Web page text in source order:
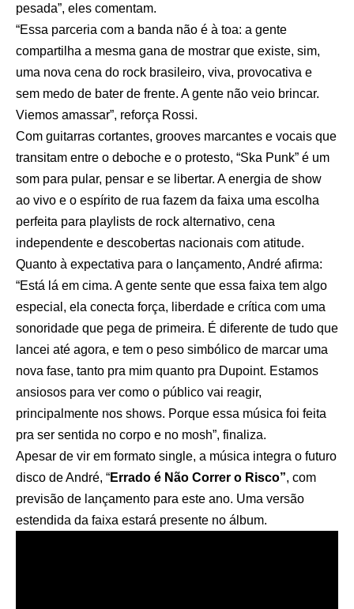
pesada”, eles comentam.
“Essa parceria com a banda não é à toa: a gente
compartilha a mesma gana de mostrar que existe, sim,
uma nova cena do rock brasileiro, viva, provocativa e
sem medo de bater de frente. A gente não veio brincar.
Viemos amassar”, reforça Rossi.
Com guitarras cortantes, grooves marcantes e vocais que
transitam entre o deboche e o protesto, “Ska Punk” é um
som para pular, pensar e se libertar. A energia de show
ao vivo e o espírito de rua fazem da faixa uma escolha
perfeita para playlists de rock alternativo, cena
independente e descobertas nacionais com atitude.
Quanto à expectativa para o lançamento, André afirma:
“Está lá em cima. A gente sente que essa faixa tem algo
especial, ela conecta força, liberdade e crítica com uma
sonoridade que pega de primeira. É diferente de tudo que
lancei até agora, e tem o peso simbólico de marcar uma
nova fase, tanto pra mim quanto pra Dupoint. Estamos
ansiosos para ver como o público vai reagir,
principalmente nos shows. Porque essa música foi feita
pra ser sentida no corpo e no mosh”, finaliza.
Apesar de vir em formato single, a música integra o futuro
disco de André, “Errado é Não Correr o Risco”, com
previsão de lançamento para este ano. Uma versão
estendida da faixa estará presente no álbum.